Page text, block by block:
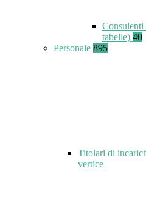
Consulenti
tabelle) 40
Personale 895
Titolari di
vertice